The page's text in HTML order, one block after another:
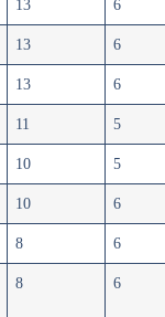
13 6
13 6
13 6
11 5
10 5
10 6
8 6
8 6